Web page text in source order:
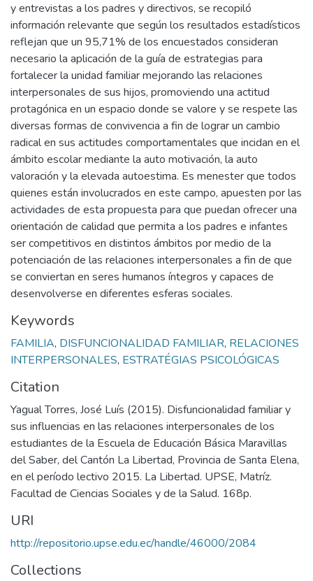
y entrevistas a los padres y directivos, se recopiló
información relevante que según los resultados estadísticos
reflejan que un 95,71% de los encuestados consideran
necesario la aplicación de la guía de estrategias para
fortalecer la unidad familiar mejorando las relaciones
interpersonales de sus hijos, promoviendo una actitud
protagónica en un espacio donde se valore y se respete las
diversas formas de convivencia a fin de lograr un cambio
radical en sus actitudes comportamentales que incidan en el
ámbito escolar mediante la auto motivación, la auto
valoración y la elevada autoestima. Es menester que todos
quienes están involucrados en este campo, apuesten por las
actividades de esta propuesta para que puedan ofrecer una
orientación de calidad que permita a los padres e infantes
ser competitivos en distintos ámbitos por medio de la
potenciación de las relaciones interpersonales a fin de que
se conviertan en seres humanos íntegros y capaces de
desenvolverse en diferentes esferas sociales.
Keywords
FAMILIA, DISFUNCIONALIDAD FAMILIAR, RELACIONES
INTERPERSONALES, ESTRATÉGIAS PSICOLÓGICAS
Citation
Yagual Torres, José Luís (2015). Disfuncionalidad familiar y
sus influencias en las relaciones interpersonales de los
estudiantes de la Escuela de Educación Básica Maravillas
del Saber, del Cantón La Libertad, Provincia de Santa Elena,
en el período lectivo 2015. La Libertad. UPSE, Matríz.
Facultad de Ciencias Sociales y de la Salud. 168p.
URI
http://repositorio.upse.edu.ec/handle/46000/2084
Collections